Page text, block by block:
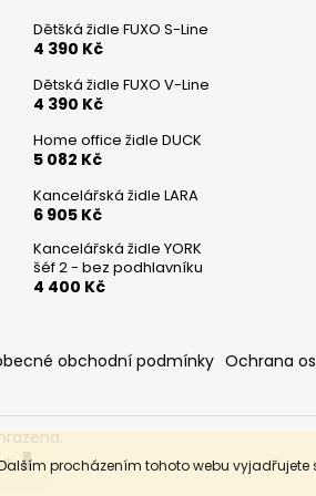
procházením tohoto webu
Dětšká židle FUXO S-Line
4 390 Kč
Dětská židle FUXO V-Line
4 390 Kč
Home office židle DUCK
5 082 Kč
Kancelářská židle LARA
6 905 Kč
Kancelářská židle YORK
šéf 2 - bez podhlavníku
4 400 Kč
obchodní podmínky Ochrana